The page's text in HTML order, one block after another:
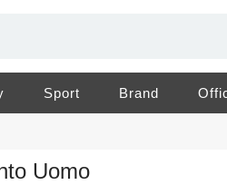
Sport Brand
Uomo